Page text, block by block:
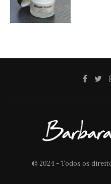
© 2024 - Todos os